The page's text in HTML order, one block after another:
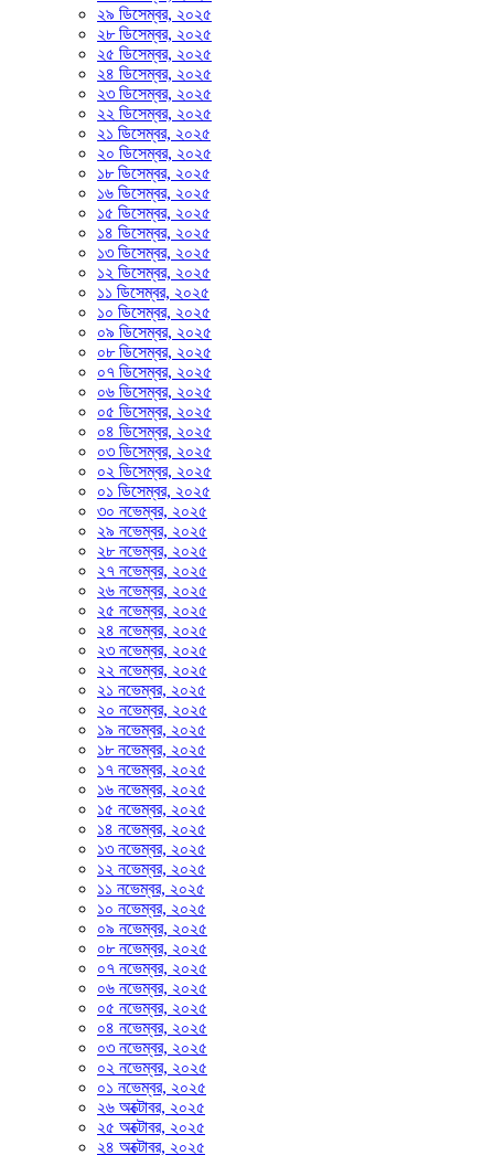
২৯ ডিসেম্বর, ২০২৫
২৮ ডিসেম্বর, ২০২৫
২৫ ডিসেম্বর, ২০২৫
২৪ ডিসেম্বর, ২০২৫
২৩ ডিসেম্বর, ২০২৫
২২ ডিসেম্বর, ২০২৫
২১ ডিসেম্বর, ২০২৫
২০ ডিসেম্বর, ২০২৫
১৮ ডিসেম্বর, ২০২৫
১৬ ডিসেম্বর, ২০২৫
১৫ ডিসেম্বর, ২০২৫
১৪ ডিসেম্বর, ২০২৫
১৩ ডিসেম্বর, ২০২৫
১২ ডিসেম্বর, ২০২৫
১১ ডিসেম্বর, ২০২৫
১০ ডিসেম্বর, ২০২৫
০৯ ডিসেম্বর, ২০২৫
০৮ ডিসেম্বর, ২০২৫
০৭ ডিসেম্বর, ২০২৫
০৬ ডিসেম্বর, ২০২৫
০৫ ডিসেম্বর, ২০২৫
০৪ ডিসেম্বর, ২০২৫
০৩ ডিসেম্বর, ২০২৫
০২ ডিসেম্বর, ২০২৫
০১ ডিসেম্বর, ২০২৫
৩০ নভেম্বর, ২০২৫
২৯ নভেম্বর, ২০২৫
২৮ নভেম্বর, ২০২৫
২৭ নভেম্বর, ২০২৫
২৬ নভেম্বর, ২০২৫
২৫ নভেম্বর, ২০২৫
২৪ নভেম্বর, ২০২৫
২৩ নভেম্বর, ২০২৫
২২ নভেম্বর, ২০২৫
২১ নভেম্বর, ২০২৫
২০ নভেম্বর, ২০২৫
১৯ নভেম্বর, ২০২৫
১৮ নভেম্বর, ২০২৫
১৭ নভেম্বর, ২০২৫
১৬ নভেম্বর, ২০২৫
১৫ নভেম্বর, ২০২৫
১৪ নভেম্বর, ২০২৫
১৩ নভেম্বর, ২০২৫
১২ নভেম্বর, ২০২৫
১১ নভেম্বর, ২০২৫
১০ নভেম্বর, ২০২৫
০৯ নভেম্বর, ২০২৫
০৮ নভেম্বর, ২০২৫
০৭ নভেম্বর, ২০২৫
০৬ নভেম্বর, ২০২৫
০৫ নভেম্বর, ২০২৫
০৪ নভেম্বর, ২০২৫
০৩ নভেম্বর, ২০২৫
০২ নভেম্বর, ২০২৫
০১ নভেম্বর, ২০২৫
২৬ অক্টোবর, ২০২৫
২৫ অক্টোবর, ২০২৫
২৪ অক্টোবর, ২০২৫